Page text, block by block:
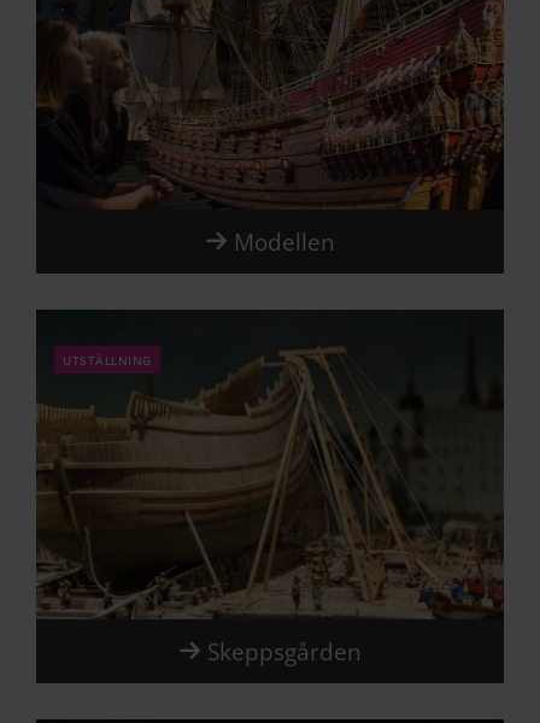
Modellen
utställning
Skeppsgården